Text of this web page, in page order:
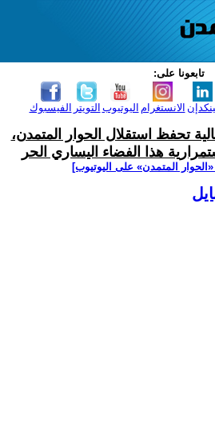
تابعونا على:
الفيسبوك التويتر اليوتيوب الانستغرام
تحفظ استقلال الحوار المتمدن،
هذا الفضاء اليساري الحر
المتمدن» على اليوتيوب]